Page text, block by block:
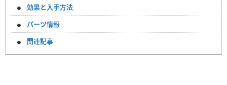
効果と入手方法
パーツ情報
関連記事